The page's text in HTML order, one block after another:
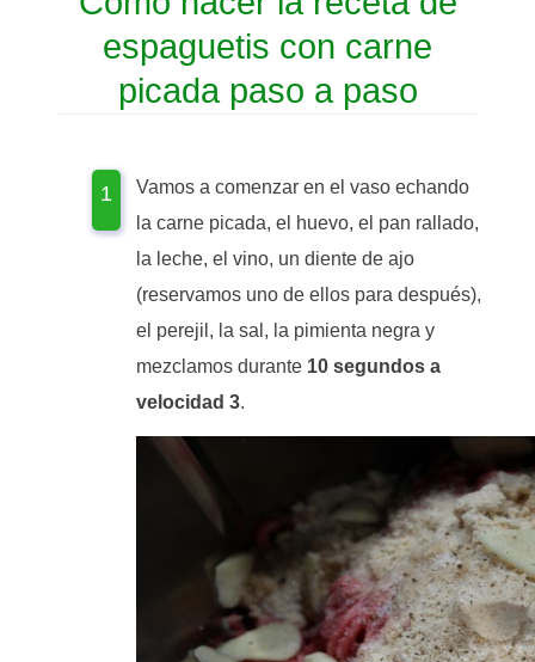
espaguetis con carne
picada paso a paso
Vamos a comenzar en el vaso echando
la carne picada, el huevo, el pan rallado,
la leche, el vino, un diente de ajo
(reservamos uno de ellos para después),
el perejil, la sal, la pimienta negra y
mezclamos durante 10 segundos a
velocidad 3.